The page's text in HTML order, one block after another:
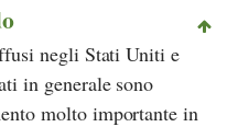
negli Stati Uniti e
in generale sono
molto importante in